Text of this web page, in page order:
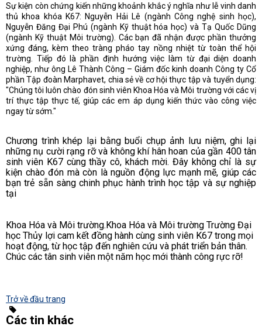
Sự kiện còn chứng kiến những khoảnh khắc ý nghĩa như lễ vinh danh
thủ khoa khóa K67: Nguyễn Hải Lê (ngành Công nghệ sinh học),
Nguyễn Đăng Đại Phú (ngành Kỹ thuật hóa học) và Tạ Quốc Dũng
(ngành Kỹ thuật Môi trường). Các bạn đã nhận được phần thưởng
xứng đáng, kèm theo tràng pháo tay nồng nhiệt từ toàn thể hội
trường. Tiếp đó là phần định hướng việc làm từ đại diện doanh
nghiệp, như ông Lê Thành Công – Giám đốc kinh doanh Công ty Cổ
phần Tập đoàn Marphavet, chia sẻ về cơ hội thực tập và tuyển dụng:
"Chúng tôi luôn chào đón sinh viên Khoa Hóa và Môi trường với các vị
trí thực tập thực tế, giúp các em áp dụng kiến thức vào công việc
ngay từ sớm."
Chương trình khép lại bằng buổi chụp ảnh lưu niệm, ghi lại
những nụ cười rạng rỡ và không khí hân hoan của gần 400 tân
sinh viên K67 cùng thầy cô, khách mời. Đây không chỉ là sự
kiện chào đón mà còn là nguồn động lực mạnh mẽ, giúp các
bạn trẻ sẵn sàng chinh phục hành trình học tập và sự nghiệp
tại
Khoa Hóa và Môi trường.Khoa Hóa và Môi trường Trường Đại
học Thủy lợi cam kết đồng hành cùng sinh viên K67 trong mọi
hoạt động, từ học tập đến nghiên cứu và phát triển bản thân.
Chúc các tân sinh viên một năm học mới thành công rực rỡ!
Trở về đầu trang
Các tin khác